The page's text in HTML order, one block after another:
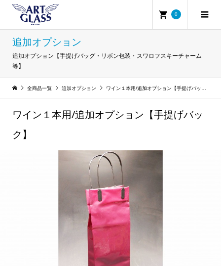
0
追加オプション
追加オプション【手提げバッグ・リボン包装・スワロフスキーチャーム
等】
全商品一覧 追加オプション ワイン１本用/追加オプション【手提げバック】
ワイン１本用/追加オプション【手提げバッ
ク】